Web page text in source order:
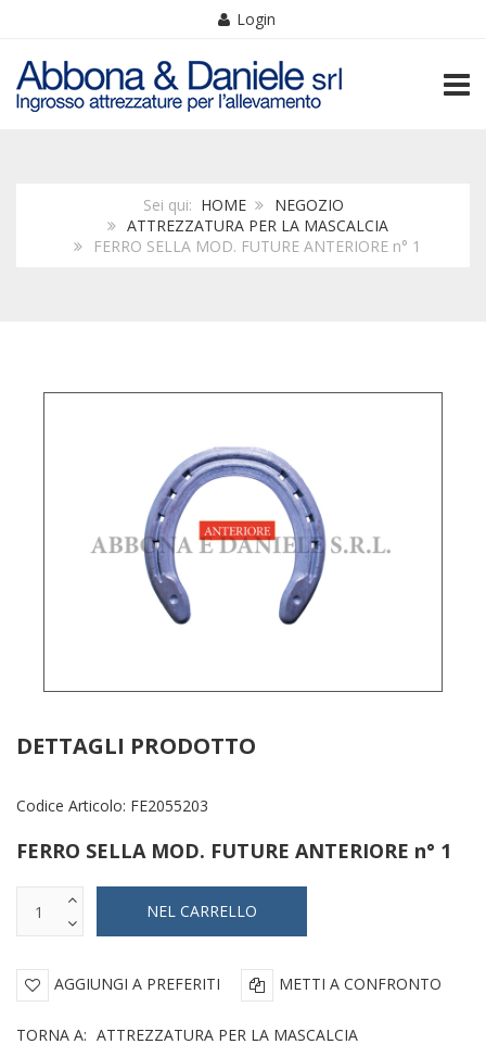
Login
Sei qui: HOME
NEGOZIO
ATTREZZATURA PER LA MASCALCIA
FERRO SELLA MOD. FUTURE ANTERIORE n° 1
DETTAGLI PRODOTTO
Codice Articolo: FE2055203
FERRO SELLA MOD. FUTURE ANTERIORE n° 1
AGGIUNGI A PREFERITI METTI A CONFRONTO
TORNA A: ATTREZZATURA PER LA MASCALCIA